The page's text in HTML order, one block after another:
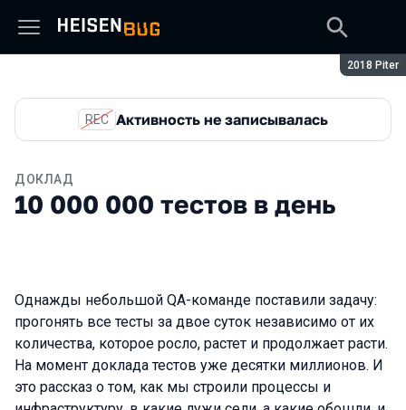
Сезон:
2018 Piter
REC Активность не записывалась
ДОКЛАД
10 000 000 тестов в день
Однажды небольшой QA-команде поставили задачу:
прогонять все тесты за двое суток независимо от их
количества, которое росло, растет и продолжает расти.
На момент доклада тестов уже десятки миллионов. И
это рассказ о том, как мы строили процессы и